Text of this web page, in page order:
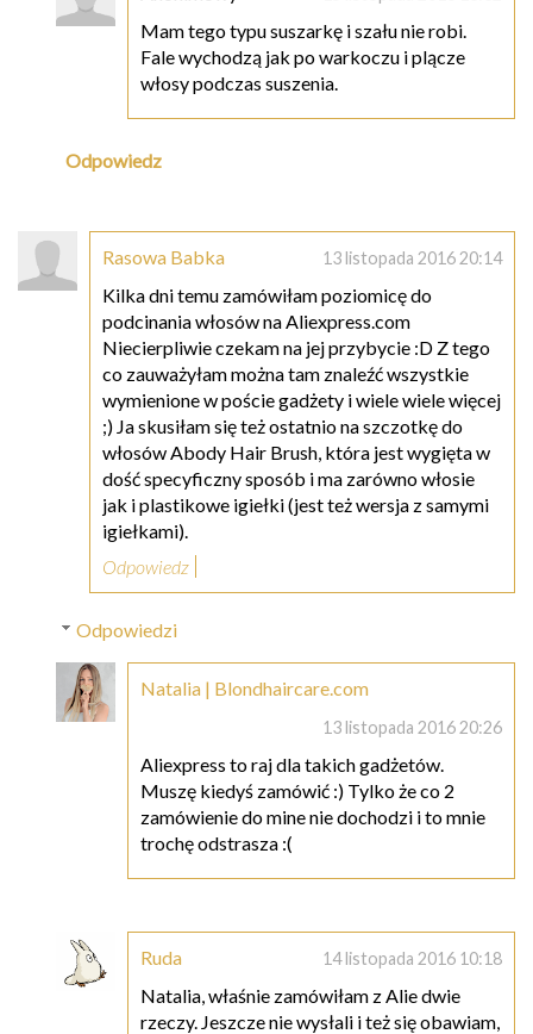
Mam tego typu suszarkę i szału nie robi.
Fale wychodzą jak po warkoczu i plącze
włosy podczas suszenia.
Odpowiedz
Rasowa Babka 13 listopada 2016 20:14
Kilka dni temu zamówiłam poziomicę do
podcinania włosów na Aliexpress.com
Niecierpliwie czekam na jej przybycie :D Z tego
co zauważyłam można tam znaleźć wszystkie
wymienione w poście gadżety i wiele wiele więcej
;) Ja skusiłam się też ostatnio na szczotkę do
włosów Abody Hair Brush, która jest wygięta w
dość specyficzny sposób i ma zarówno włosie
jak i plastikowe igiełki (jest też wersja z samymi
igiełkami).
Odpowiedz
Odpowiedzi
Natalia | Blondhaircare.com
13 listopada 2016 20:26
Aliexpress to raj dla takich gadżetów.
Muszę kiedyś zamówić :) Tylko że co 2
zamówienie do mine nie dochodzi i to mnie
trochę odstrasza :(
Ruda 14 listopada 2016 10:18
Natalia, właśnie zamówiłam z Alie dwie
rzeczy. Jeszcze nie wysłali i też się obawiam,